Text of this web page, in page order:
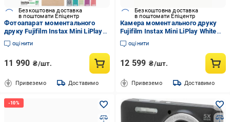
Безкоштовна доставка
в поштомати Епіцентр
Фотоапарат моментального
друку Fujifilm Instax Mini LiPlay
чохол/фотоальбом 108/
фотоплівка 20 шт. Green
оцінити
11 990 ₴/шт.
Привеземо Доставимо
Безкоштовна доставка
в поштомати Епіцентр
Камера моментального друку
Fujifilm Instax Mini LiPlay White
(11321987)
оцінити
12 599 ₴/шт.
Привеземо Доставимо